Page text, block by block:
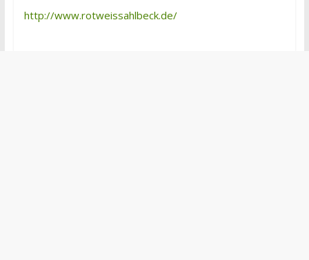
http://www.rotweissahlbeck.de/